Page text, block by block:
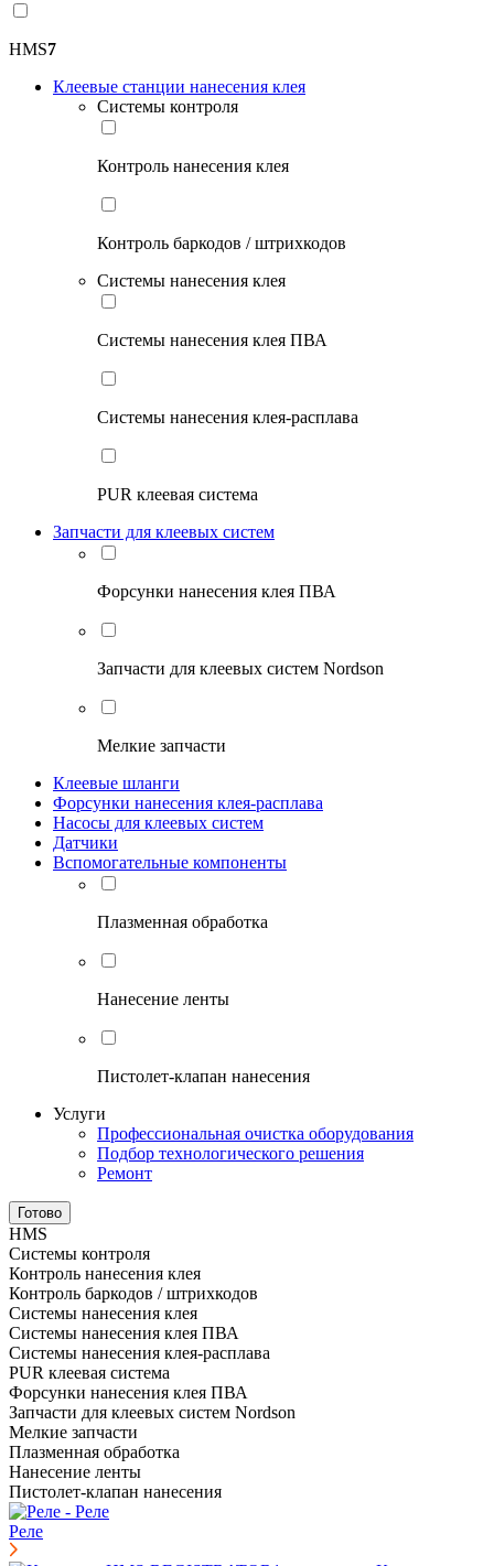
HMS7
Клеевые станции нанесения клея
Системы контроля
Контроль нанесения клея
Контроль баркодов / штрихкодов
Системы нанесения клея
Системы нанесения клея ПВА
Системы нанесения клея-расплава
PUR клеевая система
Запчасти для клеевых систем
Форсунки нанесения клея ПВА
Запчасти для клеевых систем Nordson
Мелкие запчасти
Клеевые шланги
Форсунки нанесения клея-расплава
Насосы для клеевых систем
Датчики
Вспомогательные компоненты
Плазменная обработка
Нанесение ленты
Пистолет-клапан нанесения
Услуги
Профессиональная очистка оборудования
Подбор технологического решения
Ремонт
Готово
HMS
Системы контроля
Контроль нанесения клея
Контроль баркодов / штрихкодов
Системы нанесения клея
Системы нанесения клея ПВА
Системы нанесения клея-расплава
PUR клеевая система
Форсунки нанесения клея ПВА
Запчасти для клеевых систем Nordson
Мелкие запчасти
Плазменная обработка
Нанесение ленты
Пистолет-клапан нанесения
Реле